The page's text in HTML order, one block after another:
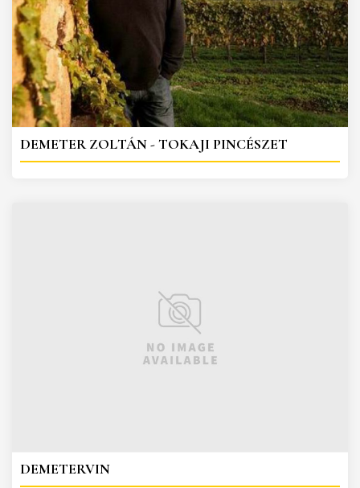
DEMETER ZOLTÁN - TOKAJI PINCÉSZET
DEMETERVIN